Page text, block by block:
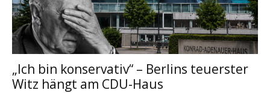
„Ich bin konservativ“ – Berlins teuerster
Witz hängt am CDU-Haus